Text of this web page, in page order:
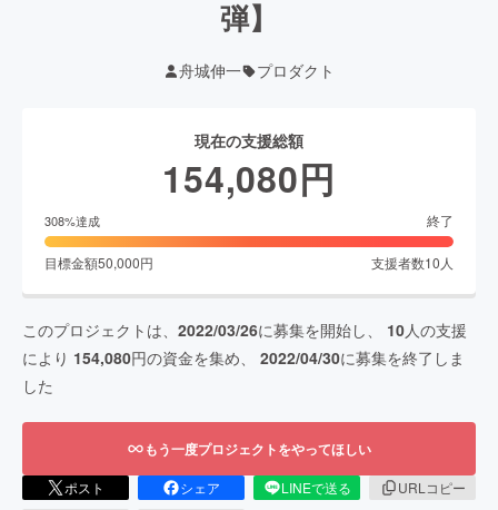
弾】
舟城伸一 プロダクト
現在の支援総額
154,080円
308%達成 終了
目標金額50,000円 支援者数10 人
このプロジェクトは、 2022/03/26に募集を開始し、 10人の支援
により 154,080円の資金を集め、 2022/04/30に募集を終了しま
した
もう一度プロジェクトをやってほしい
ポスト シェア LINEで送る
URLコピー